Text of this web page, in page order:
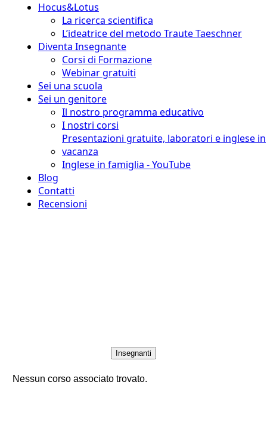
Hocus&Lotus
La ricerca scientifica
L’ideatrice del metodo Traute Taeschner
Diventa Insegnante
Corsi di Formazione
Webinar gratuiti
Sei una scuola
Sei un genitore
Il nostro programma educativo
I nostri corsi
Presentazioni gratuite, laboratori e inglese in
vacanza
Inglese in famiglia - YouTube
Blog
Contatti
Recensioni
Insegnanti
Nessun corso associato trovato.